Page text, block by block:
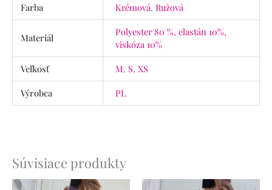
Farba
Krémová, Ružová
Materiál
Polyester 80 %, elastán 10%,
viskóza 10%
Veľkosť
M, S, XS
Výrobca
PL
Súvisiace produkty